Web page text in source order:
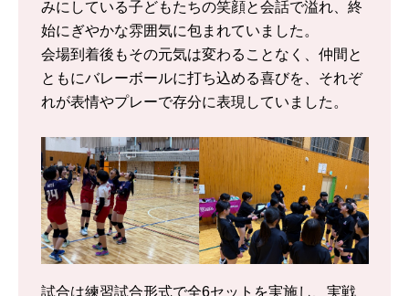
みにしている子どもたちの笑顔と会話で溢れ、終
始にぎやかな雰囲気に包まれていました。
会場到着後もその元気は変わることなく、仲間と
ともにバレーボールに打ち込める喜びを、それぞ
れが表情やプレーで存分に表現していました。
試合は練習試合形式で全6セットを実施し、実戦